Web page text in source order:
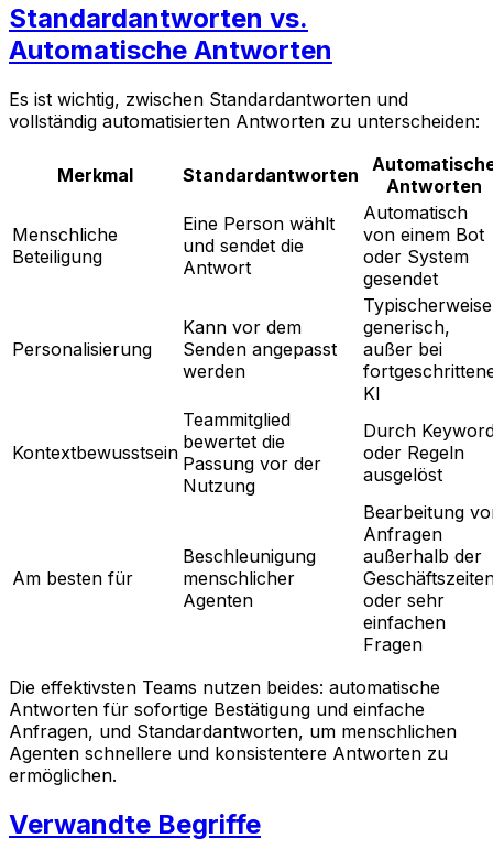
Standardantworten vs.
Automatische Antworten
Es ist wichtig, zwischen Standardantworten und
vollständig automatisierten Antworten zu unterscheiden:
Merkmal Standardantworten
Antworten
Menschliche
Beteiligung
Eine Person wählt
und sendet die
Antwort
Automatisch
von einem Bot
oder System
gesendet
Personalisierung
Kann vor dem
Senden angepasst
werden
Typischerweise
generisch,
außer bei
KI
Kontextbewusstsein
Teammitglied
bewertet die
Passung vor der
Nutzung
Durch
oder Regeln
ausgelöst
Am besten für
Beschleunigung
menschlicher
Agenten
Bearbeitung
Anfragen
außerhalb der
oder sehr
einfachen
Fragen
Die effektivsten Teams nutzen beides: automatische
Antworten für sofortige Bestätigung und einfache
Anfragen, und Standardantworten, um menschlichen
Agenten schnellere und konsistentere Antworten zu
ermöglichen.
Verwandte Begriffe